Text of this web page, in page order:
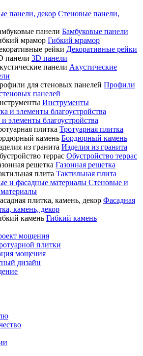
Стеновые панели,
Бамбуковые панели
Гибкий мрамор
Декоративные рейки
3D панели
Акустические
Профили
панелей
Инструменты
и элементы благоустройства
Тротуарная плитка
Бордюрный камень
Изделия из гранита
Обустройство террас
Газонная решетка
Тактильная плита
Стеновые и
Фасадная
камень, декор
Гибкий камень
мощения
плитки
мощения
дизайн